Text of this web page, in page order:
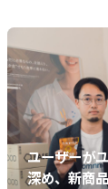
ユーザーが
深め、新商